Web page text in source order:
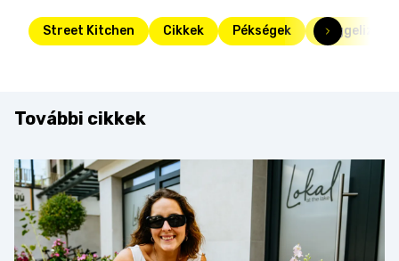
Street Kitchen Cikkek Pékségek Reggelizők
További cikkek